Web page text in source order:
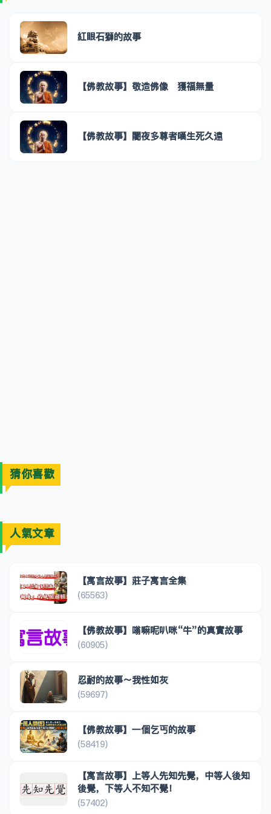
紅眼石獅的故事
【佛教故事】敬造佛像 獲福無量
【佛教故事】闍夜多尊者嘆生死久遠
猜你喜歡
人氣文章
【寓言故事】莊子寓言全集
(65563)
【佛教故事】嗡嘛呢叭咪“牛”的真實故事
(60905)
忍耐的故事～我性如灰
(59697)
【佛教故事】一個乞丐的故事
(58419)
【寓言故事】上等人先知先覺，中等人後知
後覺，下等人不知不覺！
(57402)